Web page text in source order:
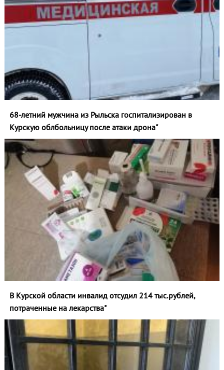
68-летний мужчина из Рыльска госпитализирован в
Курскую облбольницу после атаки дрона"
В Курской области инвалид отсудил 214 тыс.рублей,
потраченные на лекарства"